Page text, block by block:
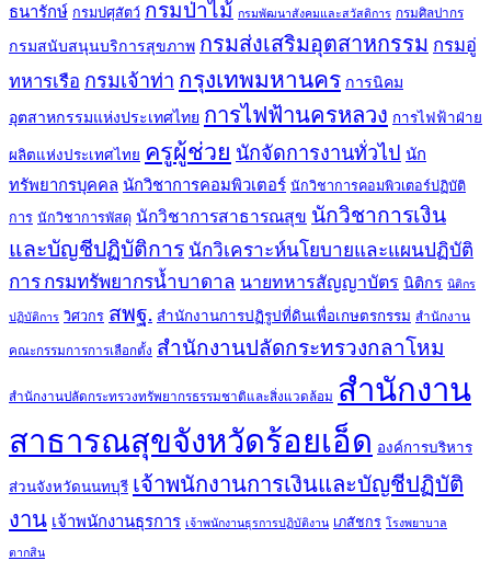
ธนารักษ์ กรมปศุสัตว์ กรมป่าไม้ กรมพัฒนาสังคมและสวัสดิการ กรมศิลปากร
กรมสนับสนุนบริการสุขภาพ กรมส่งเสริมอุตสาหกรรม กรมอู่
ทหารเรือ กรมเจ้าท่า กรุงเทพมหานคร การนิคม
อุตสาหกรรมแห่งประเทศไทย การไฟฟ้านครหลวง การไฟฟ้าฝ่าย
ผลิตแห่งประเทศไทย ครูผู้ช่วย นักจัดการงานทั่วไป นัก
ทรัพยากรบุคคล นักวิชาการคอมพิวเตอร์ นักวิชาการคอมพิวเตอร์ปฏิบัติ
การ นักวิชาการพัสดุ นักวิชาการสาธารณสุข นักวิชาการเงิน
และบัญชีปฏิบัติการ นักวิเคราะห์นโยบายและแผนปฏิบัติ
การ กรมทรัพยากรน้ำบาดาล นายทหารสัญญาบัตร นิติกร นิติกร
ปฏิบัติการ วิศวกร สพฐ. สำนักงานการปฏิรูปที่ดินเพื่อเกษตรกรรม สำนักงาน
คณะกรรมการการเลือกตั้ง สำนักงานปลัดกระทรวงกลาโหม
สำนักงานปลัดกระทรวงทรัพยากรธรรมชาติและสิ่งแวดล้อม สำนักงาน
สาธารณสุขจังหวัดร้อยเอ็ด องค์การบริหาร
ส่วนจังหวัดนนทบุรี เจ้าพนักงานการเงินและบัญชีปฏิบัติ
งาน เจ้าพนักงานธุรการ เจ้าพนักงานธุรการปฏิบัติงาน เภสัชกร โรงพยาบาล
ตากสิน